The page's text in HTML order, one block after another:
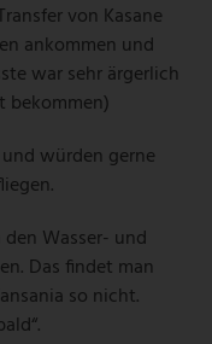
von Kasane
ankommen und
war sehr ärgerlich
bekommen)
würden gerne
Wasser- und
Das findet man
so nicht.